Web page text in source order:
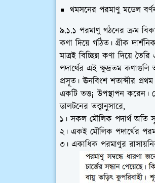
থমসনের পরমাণু মডেল
৯.১.১ পরমাণু গঠনের ক্রম
কণা দিয়ে গঠিত। গ্রীক
মাত্রই বিচ্ছিন্ন কণা দিয়ে
পদার্থের এই ক্ষুদ্রতম
প্রসূত। ঊনবিংশ শতাব্দীর
একটি তত্ত¡ উপস্থাপন করেন।
ডালটনের তত্ত্বানুসারে,
১। সকল মৌলিক পদার্থ
২। একই মৌলিক পদার্থের
৩। একাধিক পরমাণুর